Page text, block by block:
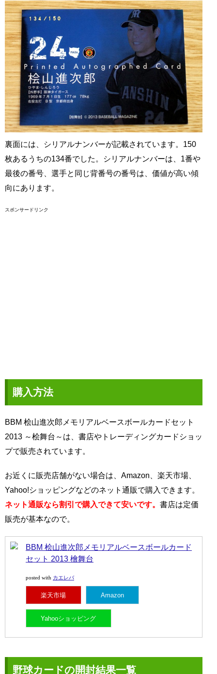
裏面には、シリアルナンバーが記載されています。150
枚あるうちの134番でした。シリアルナンバーは、1番や
最後の番号、選手と同じ背番号の番号は、価値が高い傾
向にあります。
スポンサードリンク
購入方法
BBM 桧山進次郎メモリアルベースボールカードセット
2013 ～桧舞台～は、書店やトレーディングカードショッ
プで販売されています。
お近くに販売店舗がない場合は、Amazon、楽天市場、
Yahoo!ショッピングなどのネット通販で購入できます。
ネット通販なら割引で購入できて安いです。 書店は定価
販売が基本なので。
BBM 桧山進次郎メモリアルベースボールカード
セット 2013 檜舞台
posted with カエレバ
楽天市場 Amazon
Yahooショッピング
野球カードの開封結果一覧